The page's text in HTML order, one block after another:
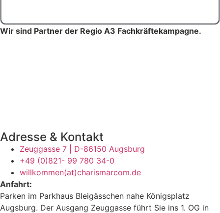
Wir sind Partner der Regio A3 Fachkräftekampagne.
Adresse & Kontakt
Zeuggasse 7 | D-86150 Augsburg
+49 (0)821- 99 780 34-0
willkommen(at)charismarcom.de
Anfahrt:
Parken im Parkhaus Bleigässchen nahe Königsplatz
Augsburg. Der Ausgang Zeuggasse führt Sie ins 1. OG in